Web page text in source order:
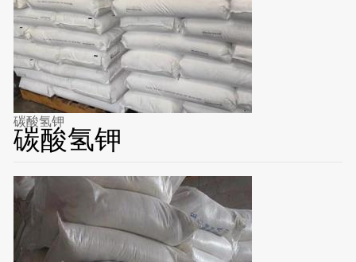
碳酸氢钾
碳酸氢钾